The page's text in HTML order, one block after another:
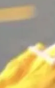
擎接入
升30%、非零
MPComm底层
，后续腾讯网
的高性能通
中实现
引擎（Engine
向企业研发场
用”凭借卓越的
链路私有化部
前，越来越多企
通过调用公有
发效率。但随
走向团队级、
部人工智能
发布《2025年
中展示人工智
底座、行业赋
五大方向。深信
一个时代的结